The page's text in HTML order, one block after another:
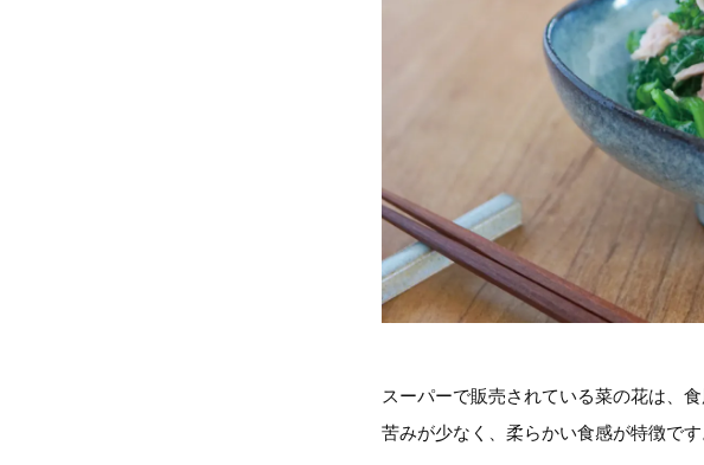
スーパーで販売されている菜の花は、
苦みが少なく、柔らかい食感が特徴です